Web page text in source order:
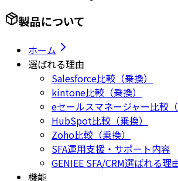
製品について
ホーム
選ばれる理由
Salesforce比較（乗換）
kintone比較（乗換）
eセールスマネージャー比較（
HubSpot比較（乗換）
Zoho比較（乗換）
SFA運用支援・サポート内容
GENIEE SFA/CRM選ばれる理
機能